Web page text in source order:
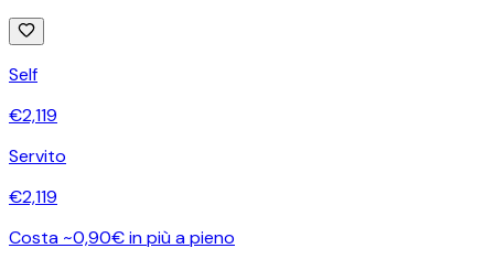
Self
€2,119
Servito
€2,119
Costa ~0,90€ in più a pieno